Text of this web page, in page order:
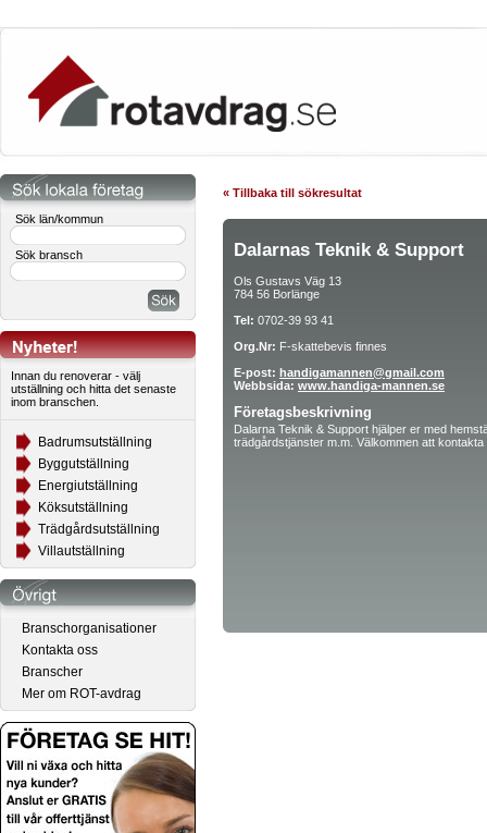
Sök län/kommun
Sök bransch
Innan du renoverar - välj
utställning och hitta det senaste
inom branschen.
Badrumsutställning
Byggutställning
Energiutställning
Köksutställning
Trädgårdsutställning
Villautställning
Branschorganisationer
Kontakta oss
Branscher
Mer om ROT-avdrag
« Tillbaka till sökresultat
Dalarnas Teknik & Support
Ols Gustavs Väg 13
784 56 Borlänge
Tel: 0702-39 93 41
Org.Nr: F-skattebevis finnes
E-post: handigamannen@gmail.com
Webbsida: www.handiga-mannen.se
Företagsbeskrivning
Dalarna Teknik & Support hjälper er med
trädgårdstjänster m.m. Välkommen att